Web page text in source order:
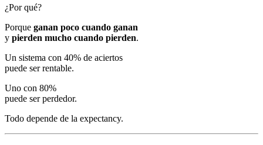
¿Por qué?
Porque ganan poco cuando ganan
y pierden mucho cuando pierden.
Un sistema con 40% de aciertos
puede ser rentable.
Uno con 80%
puede ser perdedor.
Todo depende de la expectancy.